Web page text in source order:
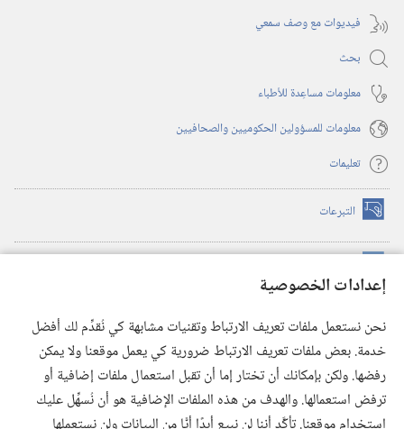
إعدادات الخصوصية
نحن نستعمل ملفات تعريف الارتباط وتقنيات مشابهة كي نُقدِّم لك أفضل
خدمة. بعض ملفات تعريف الارتباط ضرورية كي يعمل موقعنا ولا يمكن
رفضها. ولكن بإمكانك أن تختار إما أن تقبل استعمال ملفات إضافية أو
ترفض استعمالها. والهدف من هذه الملفات الإضافية هو أن نُسهِّل عليك
فيديوات مع وصف سمعي
بحث
معلومات مساعِدة للأطباء
معلومات للمسؤولين الحكوميين والصحافيين
تعليمات
التبرعات (يفتح
نافذة
(يفتح
نافذة
(يفتح
نافذة
جديدة) تطبيق ®
JW Library
مكتبة برج المراقبة